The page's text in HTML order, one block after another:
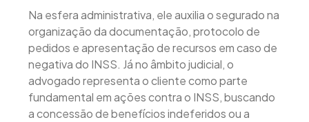
Na esfera administrativa, ele auxilia o segurado na
organização da documentação, protocolo de
pedidos e apresentação de recursos em caso de
negativa do INSS. Já no âmbito judicial, o
advogado representa o cliente como parte
fundamental em ações contra o INSS, buscando
a concessão de benefícios indeferidos ou a